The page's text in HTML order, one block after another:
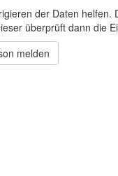
der Daten
überprüft dann die
melden